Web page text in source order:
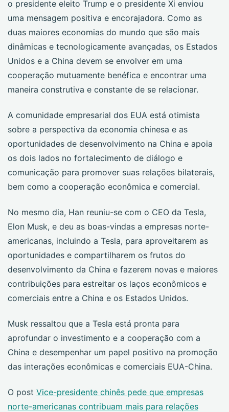
o presidente eleito Trump e o presidente Xi enviou
uma mensagem positiva e encorajadora. Como as
duas maiores economias do mundo que são mais
dinâmicas e tecnologicamente avançadas, os Estados
Unidos e a China devem se envolver em uma
cooperação mutuamente benéfica e encontrar uma
maneira construtiva e constante de se relacionar.
A comunidade empresarial dos EUA está otimista
sobre a perspectiva da economia chinesa e as
oportunidades de desenvolvimento na China e apoia
os dois lados no fortalecimento de diálogo e
comunicação para promover suas relações bilaterais,
bem como a cooperação econômica e comercial.
No mesmo dia, Han reuniu-se com o CEO da Tesla,
Elon Musk, e deu as boas-vindas a empresas norte-
americanas, incluindo a Tesla, para aproveitarem as
oportunidades e compartilharem os frutos do
desenvolvimento da China e fazerem novas e maiores
contribuições para estreitar os laços econômicos e
comerciais entre a China e os Estados Unidos.
Musk ressaltou que a Tesla está pronta para
aprofundar o investimento e a cooperação com a
China e desempenhar um papel positivo na promoção
das interações econômicas e comerciais EUA-China.
O post Vice-presidente chinês pede que empresas
norte-americanas contribuam mais para relações